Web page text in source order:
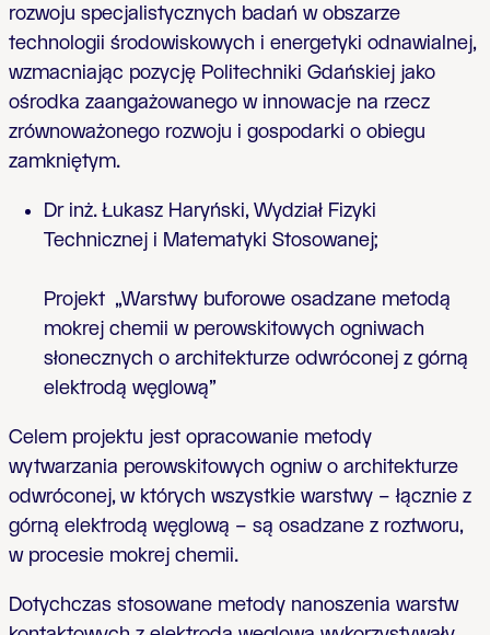
rozwoju specjalistycznych badań w obszarze
technologii środowiskowych i energetyki odnawialnej,
wzmacniając pozycję Politechniki Gdańskiej jako
ośrodka zaangażowanego w innowacje na rzecz
zrównoważonego rozwoju i gospodarki o obiegu
zamkniętym.
Dr inż. Łukasz Haryński,Wydział Fizyki
Technicznej i Matematyki Stosowanej;
Projekt „Warstwy buforowe osadzane metodą
mokrej chemii w perowskitowych ogniwach
słonecznych o architekturze odwróconej z górną
elektrodą węglową”
Celem projektu jest opracowanie metody
wytwarzania perowskitowych ogniw o architekturze
odwróconej, w których wszystkie warstwy – łącznie z
górną elektrodą węglową – są osadzane z roztworu,
w procesie mokrej chemii.
Dotychczas stosowane metody nanoszenia warstw